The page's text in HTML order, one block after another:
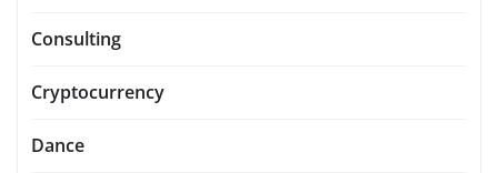
Consulting
Cryptocurrency
Dance